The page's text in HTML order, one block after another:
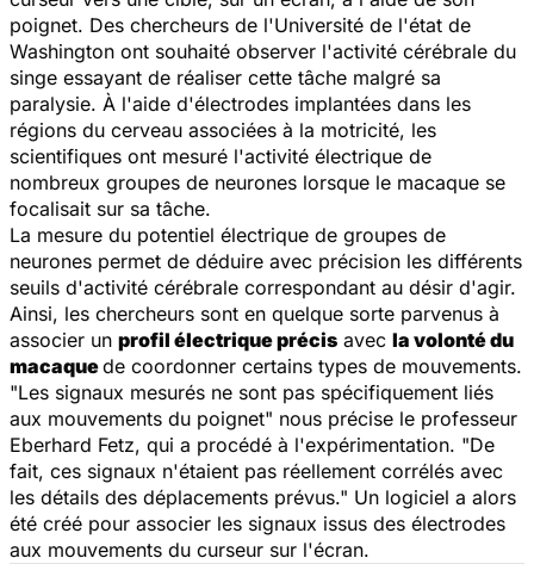
poignet. Des chercheurs de l'Université de l'état de
Washington ont souhaité observer l'activité cérébrale du
singe essayant de réaliser cette tâche malgré sa
paralysie. À l'aide d'électrodes implantées dans les
régions du cerveau associées à la motricité, les
scientifiques ont mesuré l'activité électrique de
nombreux groupes de neurones lorsque le macaque se
focalisait sur sa tâche.
La mesure du potentiel électrique de groupes de
neurones permet de déduire avec précision les différents
seuils d'activité cérébrale correspondant au désir d'agir.
Ainsi, les chercheurs sont en quelque sorte parvenus à
associer un profil électrique précis avec la volonté du
macaquede coordonner certains types de mouvements.
"Les signaux mesurés ne sont pas spécifiquement liés
aux mouvements du poignet" nous précise le professeur
Eberhard Fetz, qui a procédé à l'expérimentation. "De
fait, ces signaux n'étaient pas réellement corrélés avec
les détails des déplacements prévus." Un logiciel a alors
été créé pour associer les signaux issus des électrodes
aux mouvements du curseur sur l'écran.